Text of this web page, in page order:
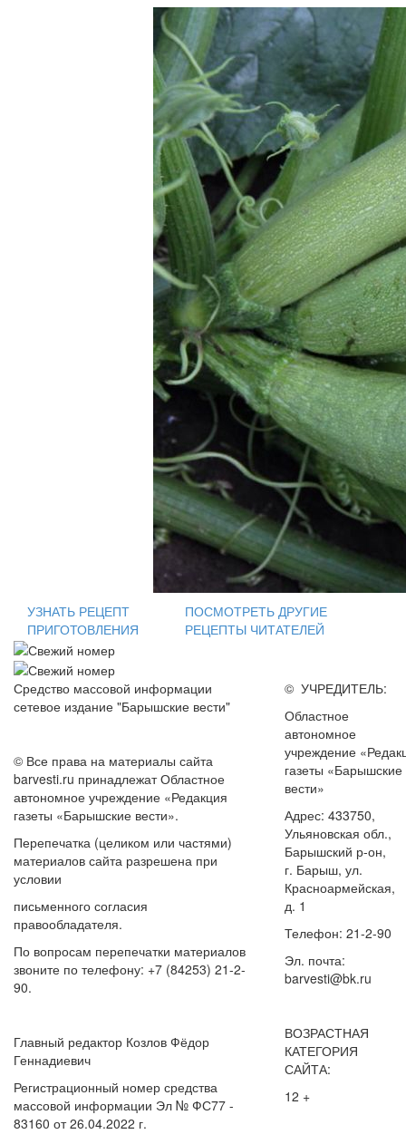
УЗНАТЬ РЕЦЕПТ
ПРИГОТОВЛЕНИЯ
ПОСМОТРЕТЬ ДРУГИЕ
РЕЦЕПТЫ ЧИТАТЕЛЕЙ
Средство массовой информации
сетевое издание "Барышские вести"
© Все права на материалы сайта
barvesti.ru принадлежат Областное
автономное учреждение «Редакция
газеты «Барышские вести».
Перепечатка (целиком или частями)
материалов сайта разрешена при
условии
письменного согласия
правообладателя.
По вопросам перепечатки материалов
звоните по телефону: +7 (84253) 21-2-
90.
Главный редактор Козлов Фёдор
Геннадиевич
Регистрационный номер средства
массовой информации Эл № ФС77 -
83160 от 26.04.2022 г.
© УЧРЕДИТЕЛЬ:
Областное
автономное
учреждение
газеты «Барышские
вести»
Адрес: 433750,
Ульяновская обл.,
Барышский р-он,
г. Барыш, ул.
Красноармейская,
д. 1
Телефон: 21-2-90
Эл. почта:
barvesti@bk.ru
ВОЗРАСТНАЯ
КАТЕГОРИЯ
САЙТА:
12 +